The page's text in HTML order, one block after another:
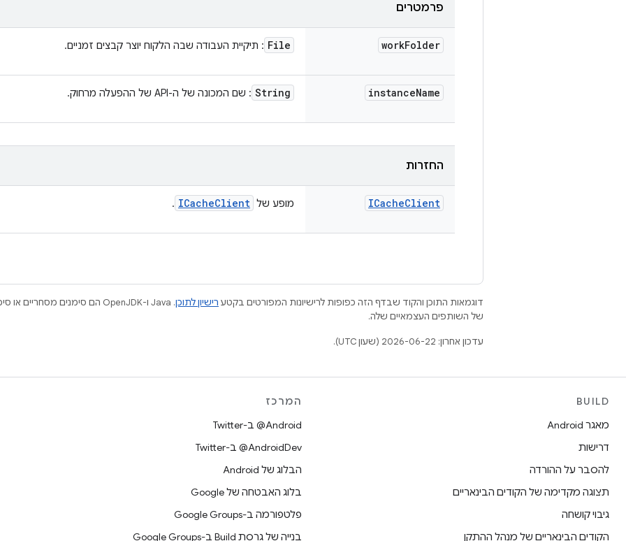
פרמטרים
workFolder
File : תיקיית העבודה שבה הלקוח יוצר קבצים זמניים.
instanceName
String : שם המכונה של ה-API של ההפעלה מרחוק.
החזרות
ICacheClient מופע של ICacheClient
.
דוגמאות התוכן והקוד שבדף הזה כפופות לרישיונות המפורטים בקטע רישיון לתוכן
של השותפים העצמאיים שלה.
עדכון אחרון: 2026-06-22 (שעון UTC).
BUILD
מאגר Android
דרישות
להסבר על ההורדה
תצוגה מקדימה של הקודים הבינאריים
גיבוי קושחה
הקודים הבינאריים של מנהל ההתקן
המרכז
‎@Android ב-Twitter
‎@AndroidDev ב-Twitter
הבלוג של Android
בלוג האבטחה של Google
פלטפורמה ב-Google Groups
בנייה של גרסת Build ב-Google Groups